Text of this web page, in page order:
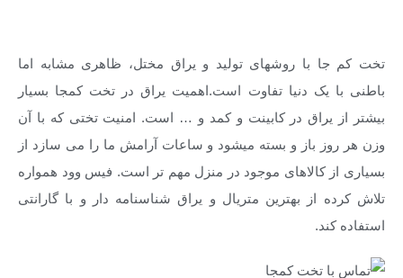
تخت کم جا با روشهای تولید و یراق مختل، ظاهری مشابه اما
باطنی با یک دنیا تفاوت است.اهمیت یراق در تخت کمجا بسیار
بیشتر از یراق در کابینت و کمد و … است. امنیت تختی که با آن
وزن هر روز باز و بسته میشود و ساعات آرامش ما را می سازد از
بسیاری از کالاهای موجود در منزل مهم تر است. فیس وود همواره
تلاش کرده از بهترین متریال و یراق شناسنامه دار و با گارانتی
استفاده کند.